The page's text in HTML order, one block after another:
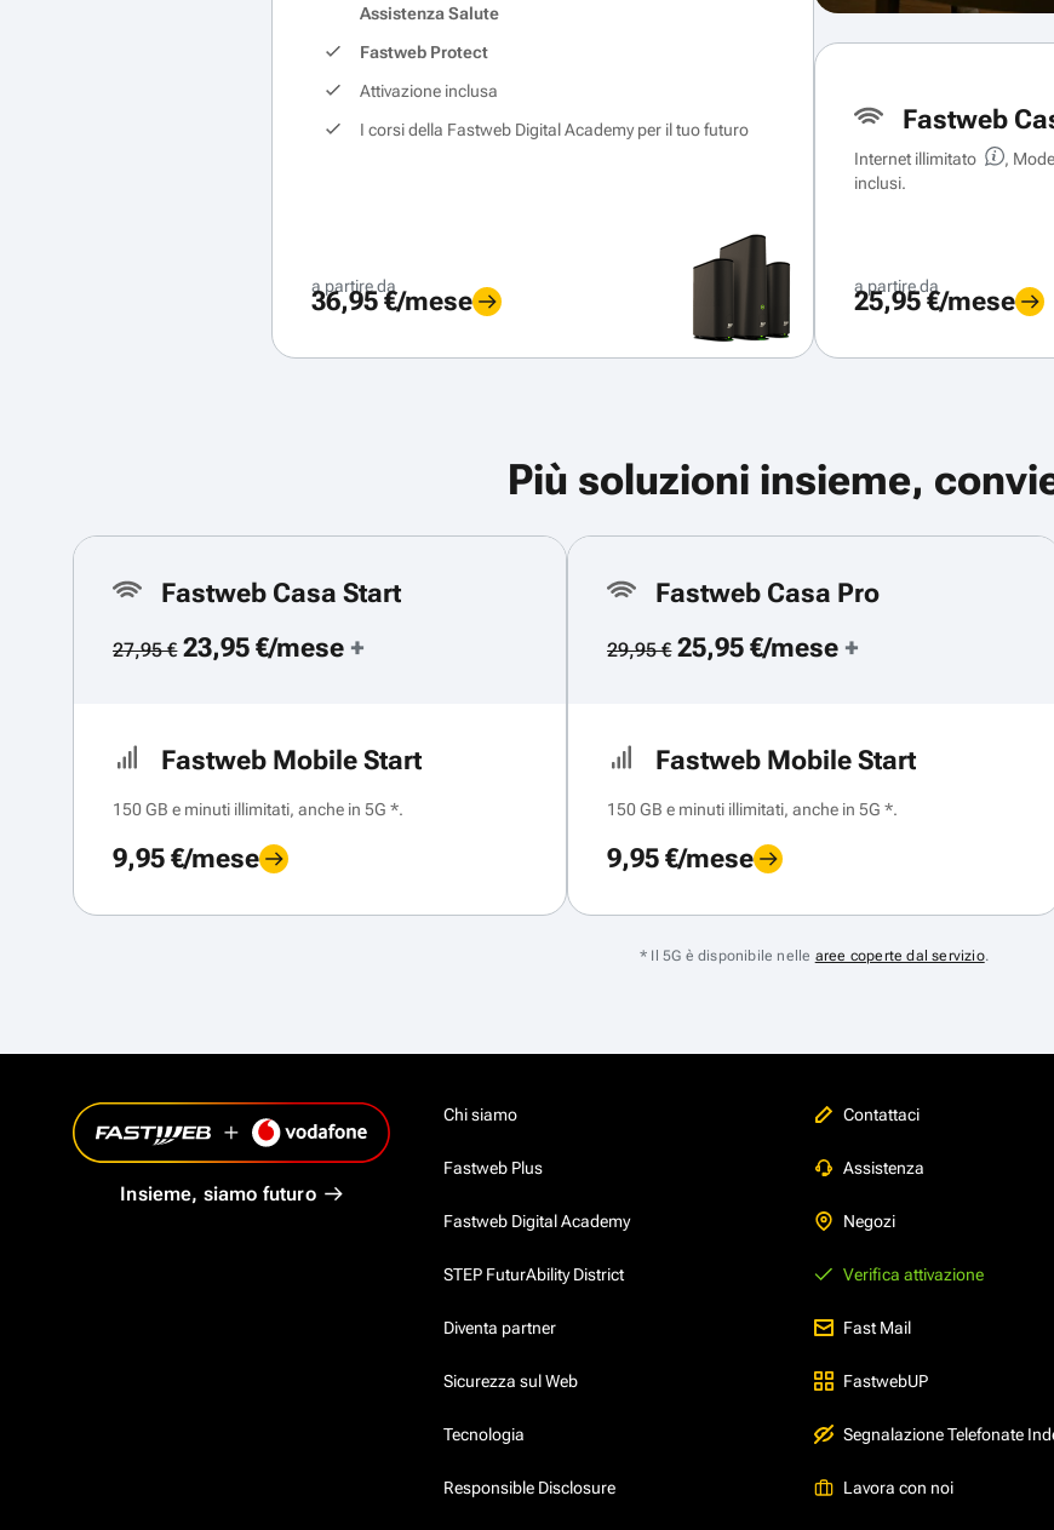
Assistenza Salute
Fastweb Protect
Attivazione inclusa
I corsi della Fastweb Digital Academy per il tuo futuro
a partire da
36,95 €/mese
Fastweb
Internet illimitato
,
inclusi.
a partire da
25,95 €/mese
Più soluzioni insieme,
Fastweb Casa Start
27,95 €23,95 €/mese +
Fastweb Mobile Start
150 GB e minuti illimitati, anche in 5G *.
9,95 €/mese
Fastweb Casa Pro
29,95 €25,95 €/mese +
Fastweb Mobile Start
150 GB e minuti illimitati, anche in 5G *.
9,95 €/mese
* Il 5G è disponibile nelle aree coperte dal servizio.
Insieme, siamo futuro
Chi siamo
Fastweb Plus
Fastweb Digital Academy
STEP FuturAbility District
Diventa partner
Sicurezza sul Web
Tecnologia
Responsible Disclosure
Contattaci
Assistenza
Negozi
Verifica attivazione
Fast Mail
FastwebUP
Segnalazione Telefonate
Lavora con noi